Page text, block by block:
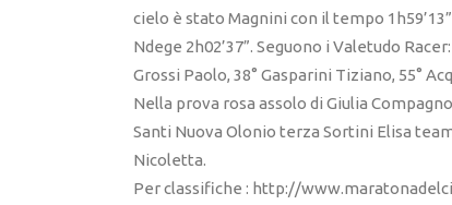
cielo è stato Magnini con il tempo
Ndege 2h02’37”. Seguono i Valetudo
Grossi Paolo, 38° Gasparini Tiziano, 55°
Nella prova rosa assolo di Giulia
Santi Nuova Olonio terza Sortini Elisa
Nicoletta.
Per classifiche : http://